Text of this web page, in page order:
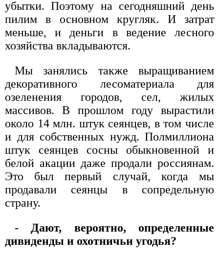
убытки. Поэтому на сегодняшний день
пилим в основном кругляк. И затрат
меньше, и деньги в ведение лесного
хозяйства вкладываются.
Мы занялись также выращиванием
декоративного лесоматериала для
озеленения городов, сел, жилых
массивов. В прошлом году вырастили
около 14 млн. штук сеянцев, в том числе
и для собственных нужд. Полмиллиона
штук сеянцев сосны обыкновенной и
белой акации даже продали россиянам.
Это был первый случай, когда мы
продавали сеянцы в сопредельную
страну.
- Дают, вероятно, определенные
дивиденды и охотничьи угодья?